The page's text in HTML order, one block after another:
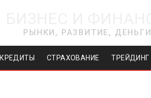
РЫНКИ, РАЗВИТИЕ, ДЕНЬГИ
КРЕДИТЫ СТРАХОВАНИЕ ТРЕЙДИНГ